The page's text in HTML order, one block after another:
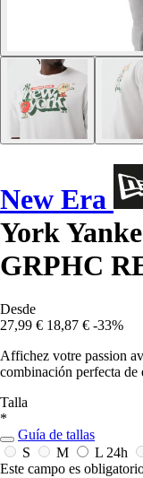
New Era
York
GRPHC
Desde
27,99 € 18,87 € -33%
Affichez votre passion
combinación perfecta
Talla
*
Guía de tallas
S
M L 24h
Este campo es